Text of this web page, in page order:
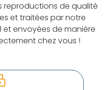
reproductions de qualité
et traitées par notre
envoyées de manière
chez vous !